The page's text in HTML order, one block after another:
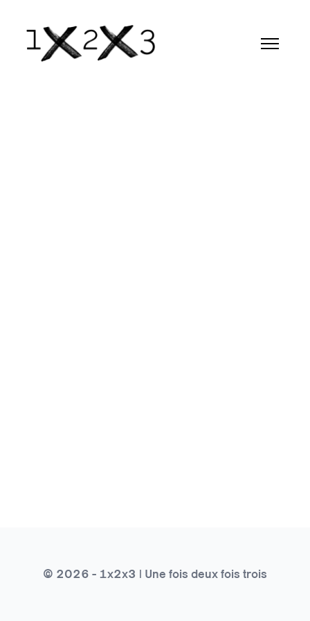
© 2026 - 1x2x3 | Une fois deux fois trois